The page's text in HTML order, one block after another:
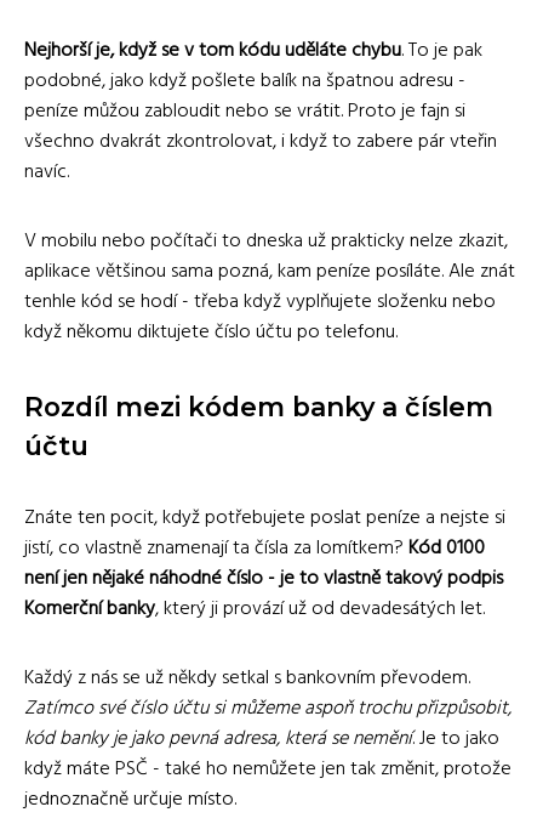
Nejhorší je, když se v tom kódu uděláte chybu. To je pak
podobné, jako když pošlete balík na špatnou adresu -
peníze můžou zabloudit nebo se vrátit. Proto je fajn si
všechno dvakrát zkontrolovat, i když to zabere pár vteřin
navíc.
V mobilu nebo počítači to dneska už prakticky nelze zkazit,
aplikace většinou sama pozná, kam peníze posíláte. Ale znát
tenhle kód se hodí - třeba když vyplňujete složenku nebo
když někomu diktujete číslo účtu po telefonu.
Rozdíl mezi kódem banky a číslem
účtu
Znáte ten pocit, když potřebujete poslat peníze a nejste si
jistí, co vlastně znamenají ta čísla za lomítkem?Kód 0100
není jen nějaké náhodné číslo - je to vlastně takový podpis
Komerční banky, který ji provází už od devadesátých let.
Každý z nás se už někdy setkal s bankovním převodem.
Zatímco své číslo účtu si můžeme aspoň trochu přizpůsobit,
kód banky je jako pevná adresa, která se nemění. Je to jako
když máte PSČ - také ho nemůžete jen tak změnit, protože
jednoznačně určuje místo.